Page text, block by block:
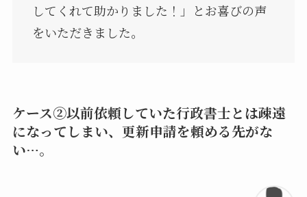
してくれて助かりました！」とお喜びの声
をいただきました。
ケース②以前依頼していた行政書士とは疎遠
になってしまい、更新申請を頼める先がな
い…。